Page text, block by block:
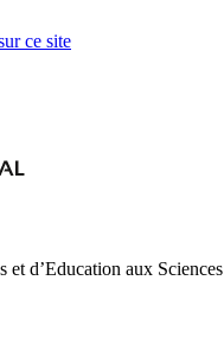
ce site
et d’Education aux